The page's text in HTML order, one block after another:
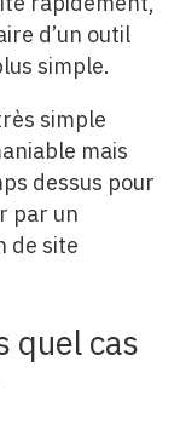
d’un outil
simple.
simple
mais
dessus pour
par un
de site
quel cas